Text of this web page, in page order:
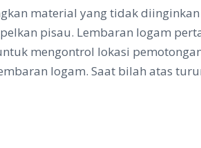
material yang tidak
pisau. Lembaran logam
mengontrol lokasi
logam. Saat bilah atas